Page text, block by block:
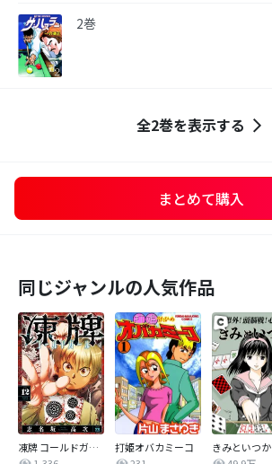
2巻
全2巻を表示する
まとめて購入
同じジャンルの人気作品
凍牌 コールドガール
打姫オバカミーコ
きみといつか